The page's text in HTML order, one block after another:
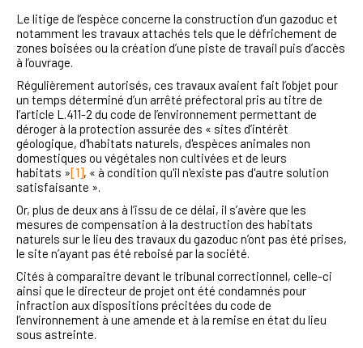
Le litige de l’espèce concerne la construction d’un gazoduc et
notamment les travaux attachés tels que le défrichement de
zones boisées ou la création d’une piste de travail puis d’accès
à l’ouvrage.
Régulièrement autorisés, ces travaux avaient fait l’objet pour
un temps déterminé d’un arrêté préfectoral pris au titre de
l’article L.411-2 du code de l’environnement permettant de
déroger à la protection assurée des « sites d’intérêt
géologique, d'habitats naturels, d'espèces animales non
domestiques ou végétales non cultivées et de leurs
habitats »[1], « à condition qu'il n'existe pas d'autre solution
satisfaisante ».
Or, plus de deux ans à l’issu de ce délai, il s’avère que les
mesures de compensation à la destruction des habitats
naturels sur le lieu des travaux du gazoduc n’ont pas été prises,
le site n’ayant pas été reboisé par la société.
Cités à comparaitre devant le tribunal correctionnel, celle-ci
ainsi que le directeur de projet ont été condamnés pour
infraction aux dispositions précitées du code de
l’environnement à une amende et à la remise en état du lieu
sous astreinte.